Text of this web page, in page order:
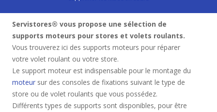
Servistores® vous propose une sélection de
supports moteurs pour stores et volets roulants.
Vous trouverez ici des supports moteurs pour réparer
votre volet roulant ou votre store.
Le support moteur est indispensable pour le montage du
moteur sur des consoles de fixations suivant le type de
store ou de volet roulants que vous possédez.
Différents types de supports sont disponibles, pour être